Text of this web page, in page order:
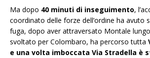
Ma dopo 40 minuti di inseguimento,
coordinato delle forze dell’ordine ha avuto
fuga, dopo aver attraversato Montale lungo
svoltato per Colombaro, ha percorso tutta
e una volta imboccata Via Stradella è